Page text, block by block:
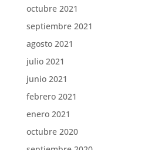
octubre 2021
septiembre 2021
agosto 2021
julio 2021
junio 2021
febrero 2021
enero 2021
octubre 2020